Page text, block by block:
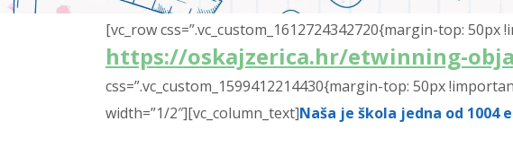
[vc_row css=”.vc_custom_1612724342720{margin-top:
https://oskajzerica.hr/etwinning-
css=”.vc_custom_1599412214430{margin-top: 50px
width=”1/2″][vc_column_text]Naša je škola jedna od